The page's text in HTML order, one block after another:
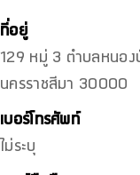
ที่อยู่
129 หมู่ 3 ตำบลหนอง
นครราชสีมา 30000
เบอร์โทรศัพท์
ไม่ระบุ